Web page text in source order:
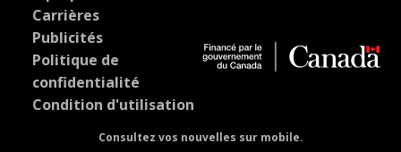
Carrières
Publicités
Politique de
confidentialité
Condition d'utilisation
Consultez vos nouvelles sur mobile.